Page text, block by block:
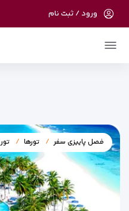
در حال حاضر
ورود / ثبت نام
فصل پاییزی سفر تورها